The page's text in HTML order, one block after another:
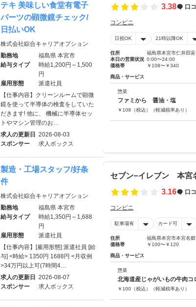
3.38
口
コンビニ
日祝OK 21時以降OK
住所
福島県本宮市仁井田
本日の営業状況 0:00〜24:00
価格帯
￥108〜￥340
商品・サービス
惣菜
ファミから 醤油・塩
￥ 108 （税込） （軽減税率あり）
セブン−イレブン 本宮
3.16
口
コンビニ
駐車場有 カード可
住所
福島県本宮市本宮名郷
価格帯
￥100〜￥120
商品・サービス
惣菜
北海道産じゃがいもの牛肉
￥ 100 （税込） （軽減税率あり）
テキ 美味しい食堂有電子
パーツの顕微鏡チェック/
日払いOK
株式会社綜合キャリアオプション
勤務地
福島県 本宮市
給与タイプ
時給1,200円～1,500
円
雇用形態
派遣社員
【仕事内容】クリーンルームで顕微
鏡を使って半導体の検査をしていた
だきます! 他に、 機械に半導体セッ
トやマシン管理のお…
求人の更新日 2026-08-03
スポンサー
求人ボックス
製造・工場スタッフ/好条
件
株式会社綜合キャリアオプション
勤務地
福島県 本宮市
給与タイプ
時給1,350円～1,688
円
雇用形態
派遣社員
【仕事内容】[雇用形態] 派遣社員 [給
与] <時給> 1350円 1688円 <月収例
>34万円以上可(7時間4…
求人の更新日 2026-08-07
スポンサー
求人ボックス